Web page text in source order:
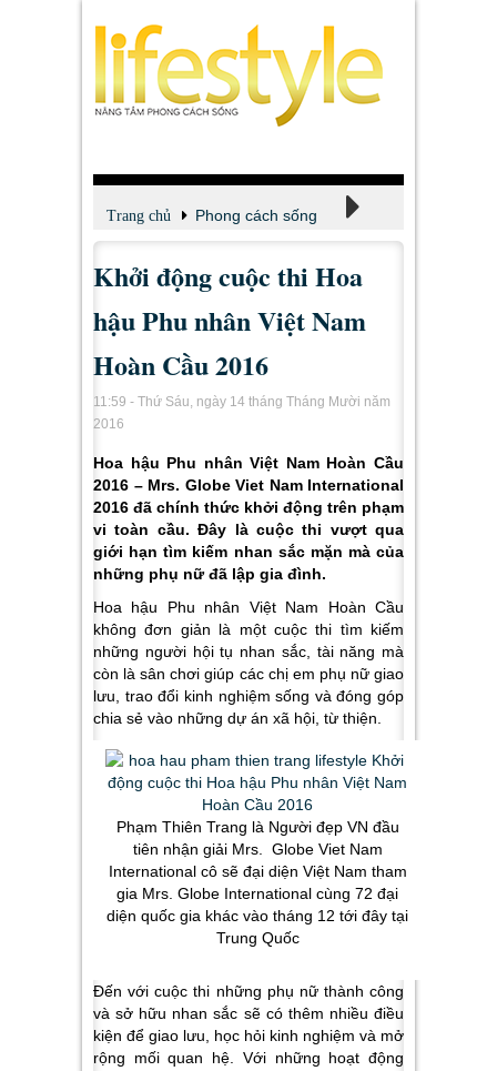
Trang chủ Phong cách sống
Sự kiện
Khởi động cuộc thi Hoa
hậu Phu nhân Việt Nam
Hoàn Cầu 2016
11:59 - Thứ Sáu, ngày 14 tháng Tháng Mười năm
2016
Hoa hậu Phu nhân Việt Nam Hoàn Cầu
2016 – Mrs. Globe Viet Nam International
2016 đã chính thức khởi động trên phạm
vi toàn cầu. Đây là cuộc thi vượt qua
giới hạn tìm kiếm nhan sắc mặn mà của
những phụ nữ đã lập gia đình.
Hoa hậu Phu nhân Việt Nam Hoàn Cầu
không đơn giản là một cuộc thi tìm kiếm
những người hội tụ nhan sắc, tài năng mà
còn là sân chơi giúp các chị em phụ nữ giao
lưu, trao đổi kinh nghiệm sống và đóng góp
chia sẻ vào những dự án xã hội, từ thiện.
Phạm Thiên Trang là Người đẹp VN đầu
tiên nhận giải Mrs. Globe Viet Nam
International cô sẽ đại diện Việt Nam tham
gia Mrs. Globe International cùng 72 đại
diện quốc gia khác vào tháng 12 tới đây tại
Trung Quốc
Đến với cuộc thi những phụ nữ thành công
và sở hữu nhan sắc sẽ có thêm nhiều điều
kiện để giao lưu, học hỏi kinh nghiệm và mở
rộng mối quan hệ. Với những hoạt động